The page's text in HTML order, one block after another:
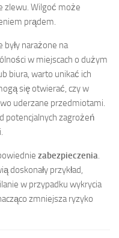
zlewu. Wilgoć może
prądem.
narażone na
w miejscach o dużym
biura, warto unikać ich
się otwierać, czy w
uderzane przedmiotami.
potencjalnych zagrożeń
zabezpieczenia.
doskonały przykład,
w przypadku wykrycia
zmniejsza ryzyko